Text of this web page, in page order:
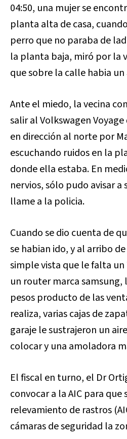
04:50, una mujer se
planta alta de casa,
perro que no paraba de
la planta baja, miró por la
que sobre la calle habia
Ante el miedo, la vecina
salir al Volkswagen
en dirección al norte por
escuchando ruidos en la
donde ella estaba. En
nervios, sólo pudo avisar a
llame a la policia.
Cuando se dio cuenta de
se habian ido, y al arribo
simple vista que le falta un
un router marca samsung,
pesos producto de las
realiza, varias cajas de
garaje le sustrajeron un
colocar y una amoladora
El fiscal en turno, el Dr
convocar a la AIC para que
relevamiento de rastros
cámaras de seguridad la